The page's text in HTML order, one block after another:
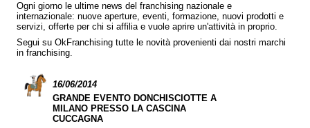
Ogni giorno le ultime news del franchising nazionale e
internazionale: nuove aperture, eventi, formazione, nuovi prodotti e
servizi, offerte per chi si affilia e vuole aprire un'attività in proprio.
Segui su OkFranchising tutte le novità provenienti dai nostri marchi
in franchising.
16/06/2014
GRANDE EVENTO DONCHISCIOTTE A
MILANO PRESSO LA CASCINA
CUCCAGNA